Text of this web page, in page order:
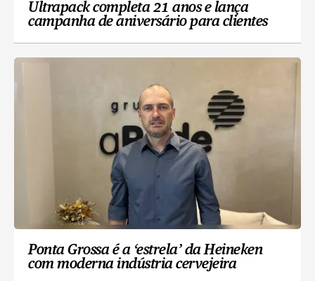
Ultrapack completa 21 anos e lança
campanha de aniversário para clientes
Ponta Grossa é a ‘estrela’ da Heineken
com moderna indústria cervejeira